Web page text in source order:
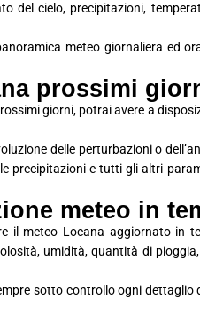
del cielo, precipitazioni,
meteo giornaliera ed
prossimi
giorni, potrai avere a
delle perturbazioni o
precipitazioni e tutti gli altri
meteo in
il meteo Locana aggiornato in
umidità, quantità di
sotto controllo ogni